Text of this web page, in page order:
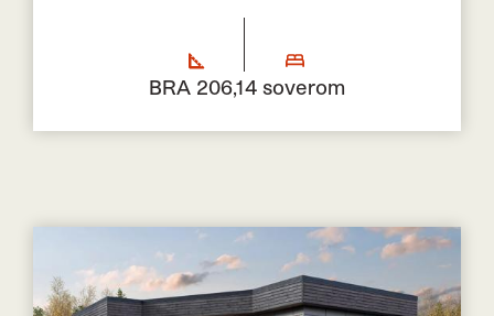
BRA 206,14 soverom